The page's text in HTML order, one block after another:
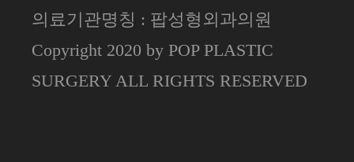
의료기관명칭 : 팝성형외과의원
Copyright 2020 by POP PLASTIC
SURGERY ALL RIGHTS RESERVED